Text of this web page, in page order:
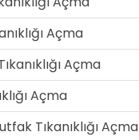
Açma
Açma
Açma
Tıkanıklığı Açma